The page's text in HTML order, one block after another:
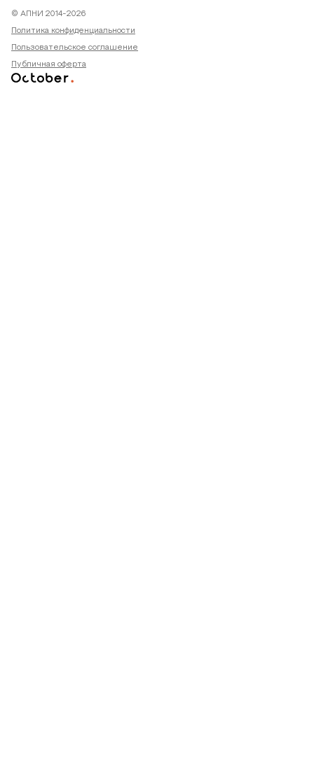
© АПНИ 2014-2026
Политика конфиденциальности
Пользовательское соглашение
Публичная оферта